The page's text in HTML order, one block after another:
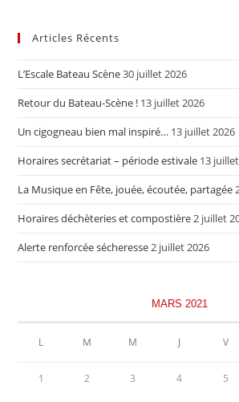
Articles Récents
L’Escale Bateau Scène30 juillet 2026
Retour du Bateau-Scène ! 13 juillet 2026
Un cigogneau bien mal inspiré… 13 juillet 2026
Horaires secrétariat – période estivale 13
La Musique en Fête, jouée, écoutée, partagée
Horaires déchèteries et compostière2 juillet
Alerte renforcée sécheresse2 juillet 2026
MARS 2021
L M M J V
1 2 3 4 5